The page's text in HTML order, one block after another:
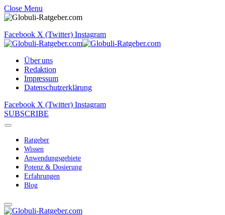
Close Menu
Facebook X (Twitter) Instagram
Über uns
Redaktion
Impressum
Datenschutzerklärung
Facebook X (Twitter) Instagram
SUBSCRIBE
Ratgeber
Wissen
Anwendungsgebiete
Potenz & Dosierung
Erfahrungen
Blog